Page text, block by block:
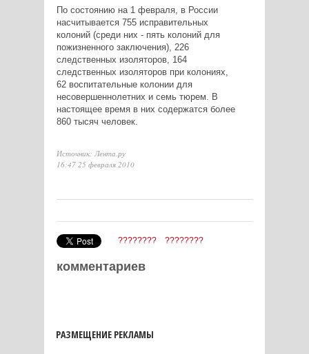
По состоянию на 1 февраля, в России
насчитывается 755 исправительных
колоний (среди них - пять колоний для
пожизненного заключения), 226
следственных изоляторов, 164
следственных изоляторов при колониях,
62 воспитательные колонии для
несовершеннолетних и семь тюрем. В
настоящее время в них содержатся более
860 тысяч человек.
Источник: Лента.ру
16:47 25 февраля 2010
???????? ????????
комментариев
РАЗМЕЩЕНИЕ РЕКЛАМЫ